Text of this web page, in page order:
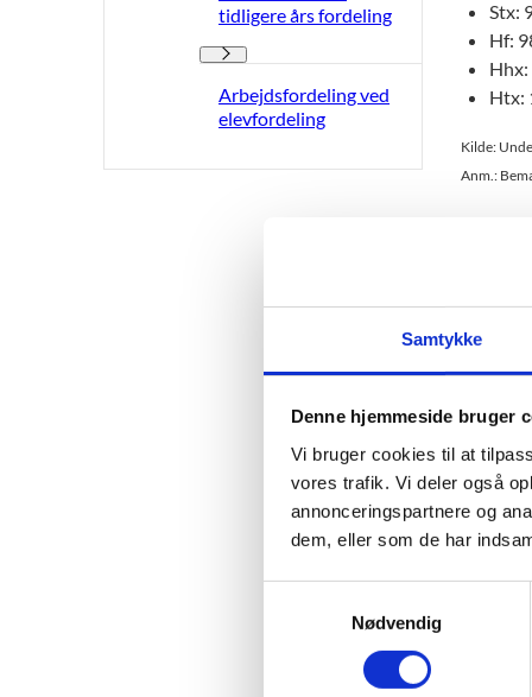
Samtykke
Denne hjemmeside bruger
Vi bruger cookies til at
vores trafik. Vi deler også
annonceringspartnere og
dem, eller som de har
Nødvendig
tidligere års fordeling
Information om tidligere års fordeling - Flere
Arbejdsfordeling ved
elevfordeling
Stx:
Hf:
Htx:
Kilde:
Anm.:
I 2024
Det er
og
Se
Hvis
kortest
Se